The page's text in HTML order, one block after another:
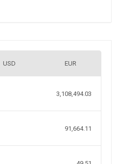
USD EUR
3,108,494.03
91,664.11